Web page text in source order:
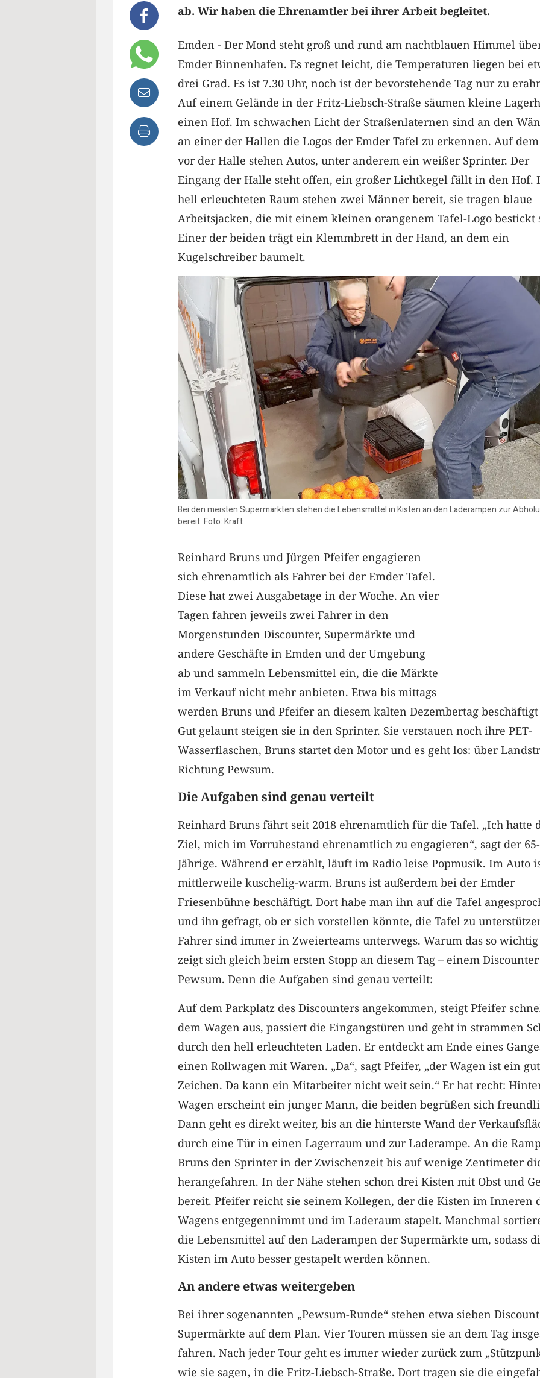
ab. Wir haben die Ehrenamtler bei ihrer Arbeit begleitet.
Emden - Der Mond steht groß und rund am nachtblauen Himmel
Emder Binnenhafen. Es regnet leicht, die Temperaturen liegen bei
drei Grad. Es ist 7.30 Uhr, noch ist der bevorstehende Tag nur zu
Auf einem Gelände in der Fritz-Liebsch-Straße säumen kleine
einen Hof. Im schwachen Licht der Straßenlaternen sind an den
an einer der Hallen die Logos der Emder Tafel zu erkennen. Auf
vor der Halle stehen Autos, unter anderem ein weißer Sprinter. Der
Eingang der Halle steht offen, ein großer Lichtkegel fällt in den Hof.
hell erleuchteten Raum stehen zwei Männer bereit, sie tragen blaue
Arbeitsjacken, die mit einem kleinen orangenem Tafel-Logo bestickt
Einer der beiden trägt ein Klemmbrett in der Hand, an dem ein
Kugelschreiber baumelt.
Bei den meisten Supermärkten stehen die Lebensmittel in Kisten an den Laderampen zur
bereit. Foto: Kraft
Reinhard Bruns und Jürgen Pfeifer engagieren
sich ehrenamtlich als Fahrer bei der Emder Tafel.
Diese hat zwei Ausgabetage in der Woche. An vier
Tagen fahren jeweils zwei Fahrer in den
Morgenstunden Discounter, Supermärkte und
andere Geschäfte in Emden und der Umgebung
ab und sammeln Lebensmittel ein, die die Märkte
im Verkauf nicht mehr anbieten. Etwa bis mittags
werden Bruns und Pfeifer an diesem kalten Dezembertag
Gut gelaunt steigen sie in den Sprinter. Sie verstauen noch ihre PET-
Wasserflaschen, Bruns startet den Motor und es geht los: über
Richtung Pewsum.
Die Aufgaben sind genau verteilt
Reinhard Bruns fährt seit 2018 ehrenamtlich für die Tafel. „Ich hatte
Ziel, mich im Vorruhestand ehrenamtlich zu engagieren“, sagt der 65-
Jährige. Während er erzählt, läuft im Radio leise Popmusik. Im Auto
mittlerweile kuschelig-warm. Bruns ist außerdem bei der Emder
Friesenbühne beschäftigt. Dort habe man ihn auf die Tafel
und ihn gefragt, ob er sich vorstellen könnte, die Tafel zu
Fahrer sind immer in Zweierteams unterwegs. Warum das so
zeigt sich gleich beim ersten Stopp an diesem Tag – einem
Pewsum. Denn die Aufgaben sind genau verteilt:
Auf dem Parkplatz des Discounters angekommen, steigt Pfeifer
dem Wagen aus, passiert die Eingangstüren und geht in strammen
durch den hell erleuchteten Laden. Er entdeckt am Ende eines
einen Rollwagen mit Waren. „Da“, sagt Pfeifer, „der Wagen ist ein
Zeichen. Da kann ein Mitarbeiter nicht weit sein.“ Er hat recht:
Wagen erscheint ein junger Mann, die beiden begrüßen sich
Dann geht es direkt weiter, bis an die hinterste Wand der
durch eine Tür in einen Lagerraum und zur Laderampe. An die
Bruns den Sprinter in der Zwischenzeit bis auf wenige Zentimeter
herangefahren. In der Nähe stehen schon drei Kisten mit Obst und
bereit. Pfeifer reicht sie seinem Kollegen, der die Kisten im Inneren
Wagens entgegennimmt und im Laderaum stapelt. Manchmal
die Lebensmittel auf den Laderampen der Supermärkte um, sodass
Kisten im Auto besser gestapelt werden können.
An andere etwas weitergeben
Bei ihrer sogenannten „Pewsum-Runde“ stehen etwa sieben
Supermärkte auf dem Plan. Vier Touren müssen sie an dem Tag
fahren. Nach jeder Tour geht es immer wieder zurück zum
wie sie sagen, in die Fritz-Liebsch-Straße. Dort tragen sie die